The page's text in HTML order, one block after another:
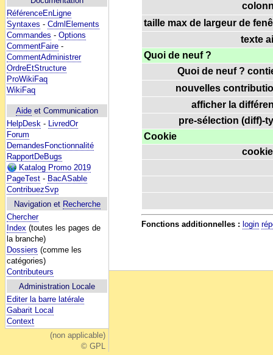
RéférenceEnLigne
Syntaxes - CdmlElements
Commandes - Options
CommentFaire -
CommentAdministrer
OrdreEtStructure
ProWikiFaq
WikiFaq
Aide et Communication
HelpDesk - LivredOr
Forum
DemandesFonctionnalité
RapportDeBugs
Katalog Promo 2019
PageTest - BacASable
ContribuezSvp
Navigation et Recherche
Chercher
Index (toutes les pages de
la branche)
Dossiers (comme les
catégories)
Contributeurs
Administration Locale
Editer la barre latérale
Gabarit Local
Context
(non applicable)
© GPL
taille max de largeur de
texte
Quoi de neuf ?
Quoi de neuf ?
nouvelles
afficher la
pre-sélection (diff)-
Cookie
Fonctions additionnelles : login